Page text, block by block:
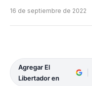
16 de septiembre de 2022
Agregar El
Libertador en